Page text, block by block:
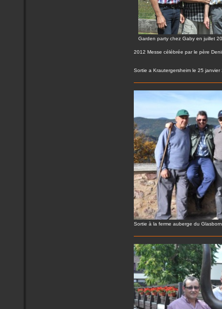
Garden party chez Gaby en juillet
2012 Messe célébrée par le père
Sortie a Krautergersheim le 25 janvier
Sortie à la ferme auberge du